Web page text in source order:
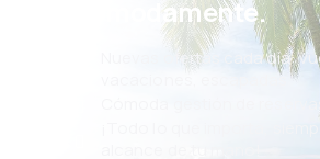
cómodamente.
Nuevas ofertas cada día:
vacaciones, escapadas
Cómoda gestión de
¡Todo lo que importa,